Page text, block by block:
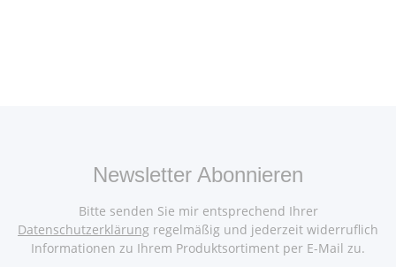
Newsletter Abonnieren
Bitte senden Sie mir entsprechend Ihrer
Datenschutzerklärung regelmäßig und jederzeit widerruflich
Informationen zu Ihrem Produktsortiment per E-Mail zu.